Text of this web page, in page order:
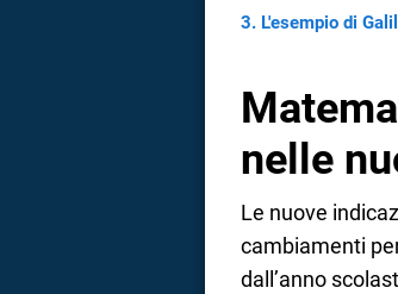
L'esempio di
nelle
Le nuove
cambiamenti
dall’anno